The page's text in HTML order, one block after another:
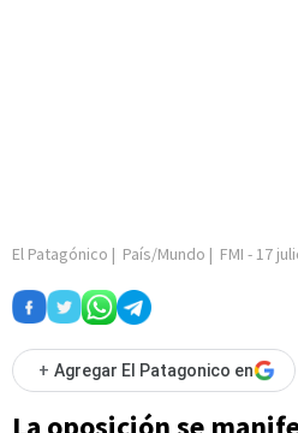
El Patagónico | País/Mundo | FMI - 17
+ Agregar El Patagonico en